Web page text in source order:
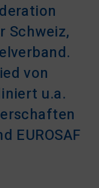
Schweiz,
von
u.a.
EUROSAF